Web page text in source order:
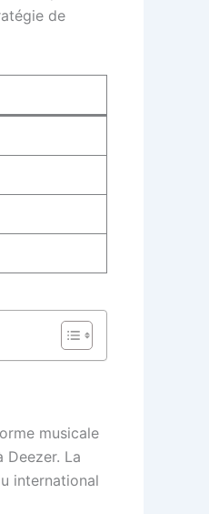
de
musicale
Deezer. La
international